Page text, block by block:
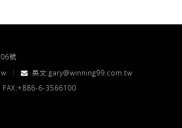
號
英文:gary@winning99.com.tw
FAX:+886-6-3566100